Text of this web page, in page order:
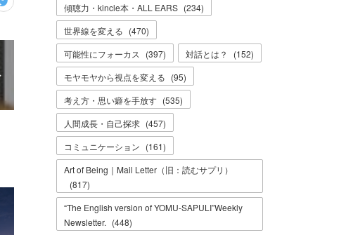
傾聴力・kincle本・ALL EARS (234)
世界線を変える (470)
可能性にフォーカス
(397) 対話とは？ (152)
モヤモヤから視点を変える (95)
考え方・思い癖を手放す (535)
人間成長・自己探求 (457)
コミュニケーション (161)
Art of Being｜Mail Letter（旧：読むサプリ）
(817)
“The English version of YOMU-SAPULI”Weekly
Newsletter. (448)